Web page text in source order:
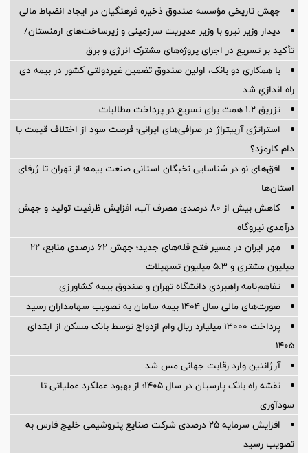
جهش تاریخی مؤسسه صندوق ذخیره فرهنگیان در ایجاد انضباط مالی
دیدار وزیر نیرو با وزیر مدیریت سرزمینی و زیرساخت‌های ارمنستان/
تأکید بر تسریع در اجرای پروژه‌های مشترک انرژی و برق
با همکاری دو بانک، اولین صندوق تضمین غیردولتی کشور در بیمه دی
راه اندازي شد
تزریق ۱.۲ همت برای تسریع در پرداخت مطالبات
استراتژی آربیتراژ در صرافی‌های ایرانی؛ فرصت سود از اختلاف قیمت یا
دام کارمزد؟
افق‌های نو در شناسایی نخبگان استانی صنعت بیمه؛ از تهران تا ژرفای
استان‌ها
کاهش بیش از ۸۰ درصدی مصرف آب، افزایش ظرفیت تولید و جهش
درآمدی نیروگاه
مهر ایران در مسیر فتح قله‌های جدید؛ جهش ۶۲ درصدی منابع، ۲۲
میلیون مشتری و ۵.۳ میلیون تسهیلات
تفاهم‌نامه راهبردی دانشگاه تهران و صندوق بیمه كشاورزی
صورت‌های مالی سال ۱۴۰۴ بیمه سامان به تصویب سهامداران رسید
پرداخت ۱۳۰۰۰ میلیارد ریال وام ازدواج توسط بانک مسکن از ابتدای
۱۴۰۵
آرژانتین وارد رقابت جهانی مس شد
نقشه راه بانک پارسیان در سال ۱۴۰۵؛ از بهبود عملکرد عملیاتی تا
سودآوری
افزایش سرمایه ۲۵ درصدی شرکت صنایع پتروشیمی خلیج فارس به
تصویب رسید